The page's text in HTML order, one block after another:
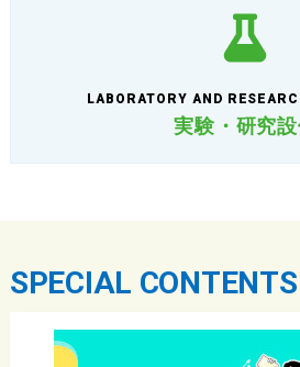
LABORATORY AND
実験・研究
SPECIAL CONTENTS